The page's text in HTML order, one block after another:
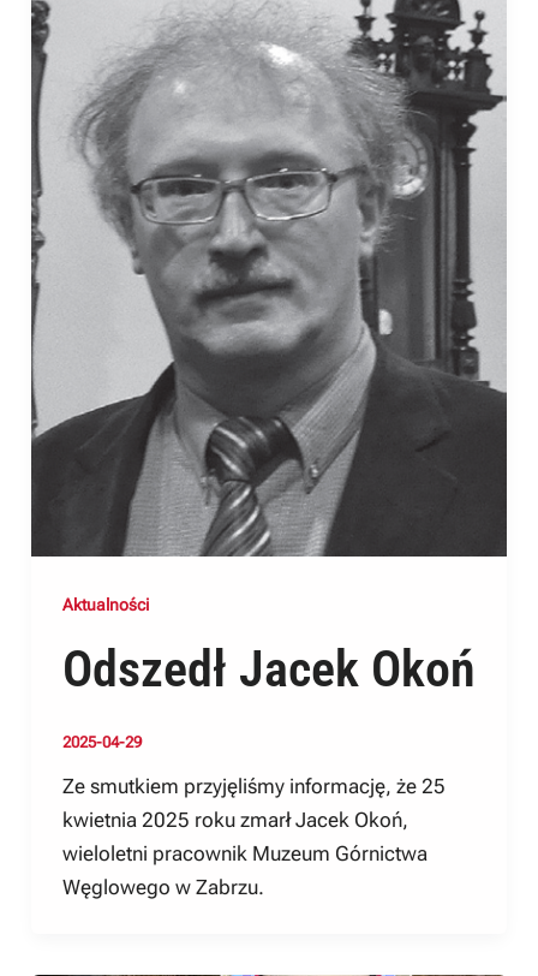
Aktualności
Odszedł Jacek Okoń
2025-04-29
Ze smutkiem przyjęliśmy informację, że 25
kwietnia 2025 roku zmarł Jacek Okoń,
wieloletni pracownik Muzeum Górnictwa
Węglowego w Zabrzu.